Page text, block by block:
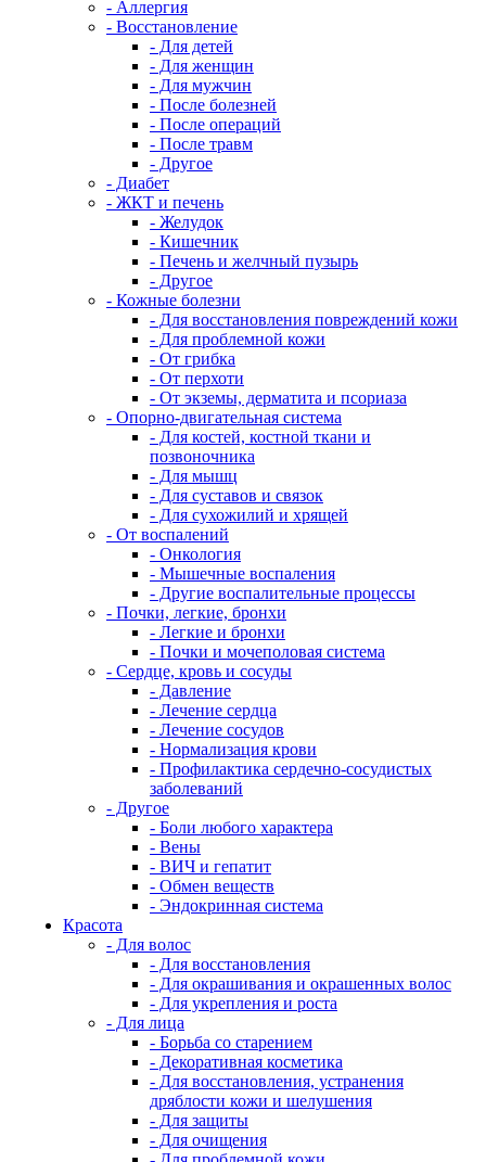
- Аллергия
- Восстановление
- Для детей
- Для женщин
- Для мужчин
- После болезней
- После операций
- После травм
- Другое
- Диабет
- ЖКТ и печень
- Желудок
- Кишечник
- Печень и желчный пузырь
- Другое
- Кожные болезни
- Для восстановления повреждений кожи
- Для проблемной кожи
- От грибка
- От перхоти
- От экземы, дерматита и псориаза
- Опорно-двигательная система
- Для костей, костной ткани и
позвоночника
- Для мышц
- Для суставов и связок
- Для сухожилий и хрящей
- От воспалений
- Онкология
- Мышечные воспаления
- Другие воспалительные процессы
- Почки, легкие, бронхи
- Легкие и бронхи
- Почки и мочеполовая система
- Сердце, кровь и сосуды
- Давление
- Лечение сердца
- Лечение сосудов
- Нормализация крови
- Профилактика сердечно-сосудистых
заболеваний
- Другое
- Боли любого характера
- Вены
- ВИЧ и гепатит
- Обмен веществ
- Эндокринная система
Красота
- Для волос
- Для восстановления
- Для окрашивания и окрашенных волос
- Для укрепления и роста
- Для лица
- Борьба со старением
- Декоративная косметика
- Для восстановления, устранения
дряблости кожи и шелушения
- Для защиты
- Для очищения